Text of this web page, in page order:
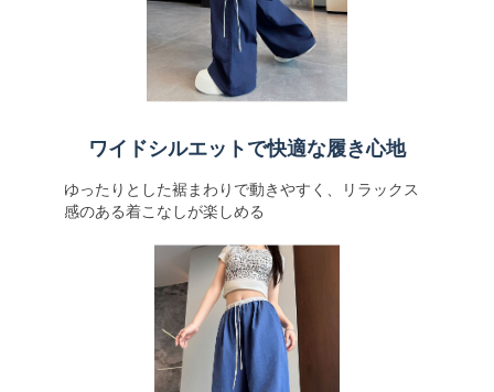
ワイドシルエットで快適な履き心地
ゆったりとした裾まわりで動きやすく、リラックス
感のある着こなしが楽しめる